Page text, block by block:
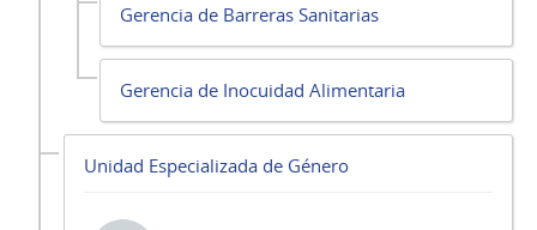
Gerencia de Barreras Sanitarias
Gerencia de Inocuidad Alimentaria
Unidad Especializada de Género